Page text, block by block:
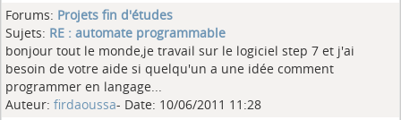
Forums: Projets fin d'études
Sujets: RE : automate programmable
bonjour tout le monde,je travail sur le logiciel step 7 et j'ai
besoin de votre aide si quelqu'un a une idée comment
programmer en langage...
Auteur: firdaoussa- Date: 10/06/2011 11:28